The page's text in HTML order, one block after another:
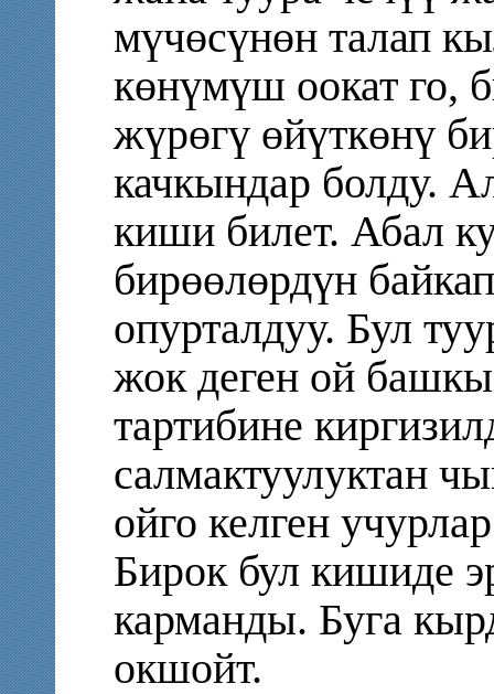
мүчөсүнөн талап
көнүмүш оокат го,
жүрөгү өйүткөнү
качкындар болду.
киши билет. Абал
бирөөлөрдүн
опурталдуу. Бул
жок деген ой
тартибине
салмактуулуктан
ойго келген
Бирок бул кишиде
карманды. Буга
окшойт.